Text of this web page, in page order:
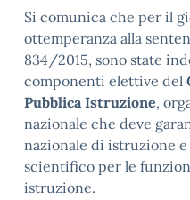
Si comunica che per il
ottemperanza alla
834/2015, sono state
componenti elettive del
Pubblica Istruzione,
nazionale che deve
nazionale di istruzione
scientifico per le
istruzione.